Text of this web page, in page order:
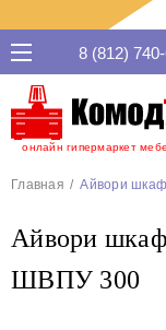
онлайн гипермаркет
8 (812)
Главная Айвори
Айвори шкаф
ШВПУ 300